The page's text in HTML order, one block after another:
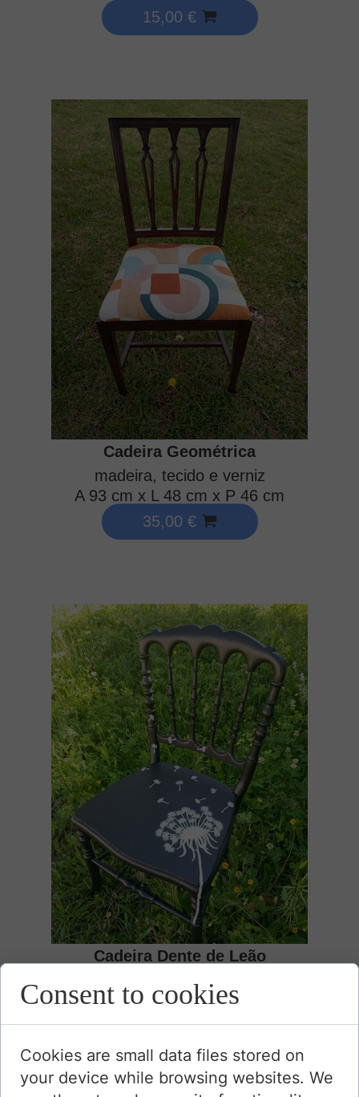
35,00 €
Cadeira Geométrica
madeira, tecido e verniz
A 93 cm x L 48 cm x P 46 cm
35,00 €
15,00 €
Cadeira Dente de Leão
madeira e tinta
A 86 cm x L 42 cm x P 46 cm
Consent to cookies
Cookies are small data files stored on
your device while browsing websites. We